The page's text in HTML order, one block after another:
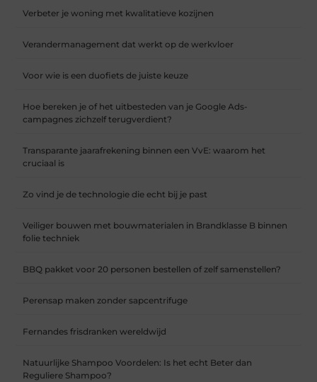
Verbeter je woning met kwalitatieve kozijnen
Verandermanagement dat werkt op de werkvloer
Voor wie is een duofiets de juiste keuze
Hoe bereken je of het uitbesteden van je Google Ads-
campagnes zichzelf terugverdient?
Transparante jaarafrekening binnen een VvE: waarom het
cruciaal is
Zo vind je de technologie die echt bij je past
Veiliger bouwen met bouwmaterialen in Brandklasse B binnen
folie techniek
BBQ pakket voor 20 personen bestellen of zelf samenstellen?
Perensap maken zonder sapcentrifuge
Fernandes frisdranken wereldwijd
Natuurlijke Shampoo Voordelen: Is het echt Beter dan
Reguliere Shampoo?